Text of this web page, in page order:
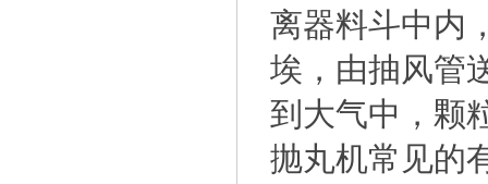
离器料斗中内
埃，由抽风管
到大气中，颗
抛丸机常见的